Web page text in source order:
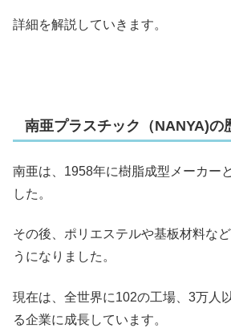
詳細を解説していきます。
南亜プラスチック（NANYA)の
南亜は、1958年に樹脂成型メーカー
した。
その後、ポリエステルや基板材料な
うになりました。
現在は、全世界に102の工場、3万人
る企業に成長しています。